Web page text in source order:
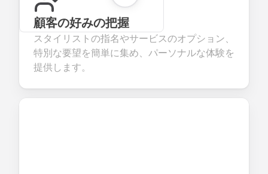
顧客の好みの把握
スタイリストの指名やサービスのオプション、
特別な要望を簡単に集め、パーソナルな体験を
提供します。